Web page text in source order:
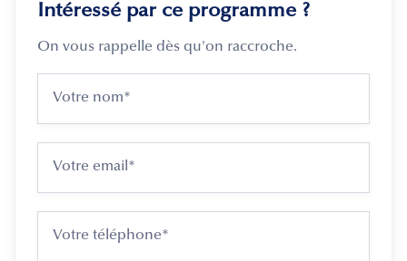
Intéressé par ce programme ?
On vous rappelle dès qu'on raccroche.